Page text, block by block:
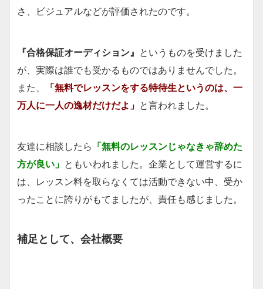
さ、ビジュアルなどが評価されたのです。
『合格保証オーディション』 というものを受けました
が、実際は誰でも受かるものではありませんでした。
また、
「無料でレッスンをする特待生というのは、一
万人に一人の逸材だけだよ」 と言われました。
友達に相談したら 「無料のレッスンじゃなきゃ辞めた
方が良い」 ともいわれました。企業として運営するに
は、レッスン料を取らなくては活動できない中、受か
ったことに誇りがもてましたが、責任も感じました。
補足として、会社概要